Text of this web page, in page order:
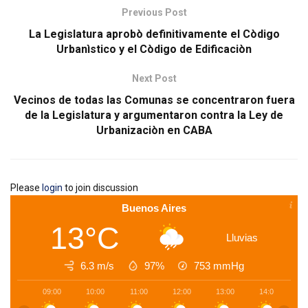
Previous Post
La Legislatura aprobò definitivamente el Còdigo
Urbanìstico y el Còdigo de Edificaciòn
Next Post
Vecinos de todas las Comunas se concentraron fuera
de la Legislatura y argumentaron contra la Ley de
Urbanizaciòn en CABA
Please login to join discussion
Buenos Aires
13°C Lluvias
6.3 m/s 97% 753 mmHg
09:00 10:00 11:00 12:00 13:00 14:00